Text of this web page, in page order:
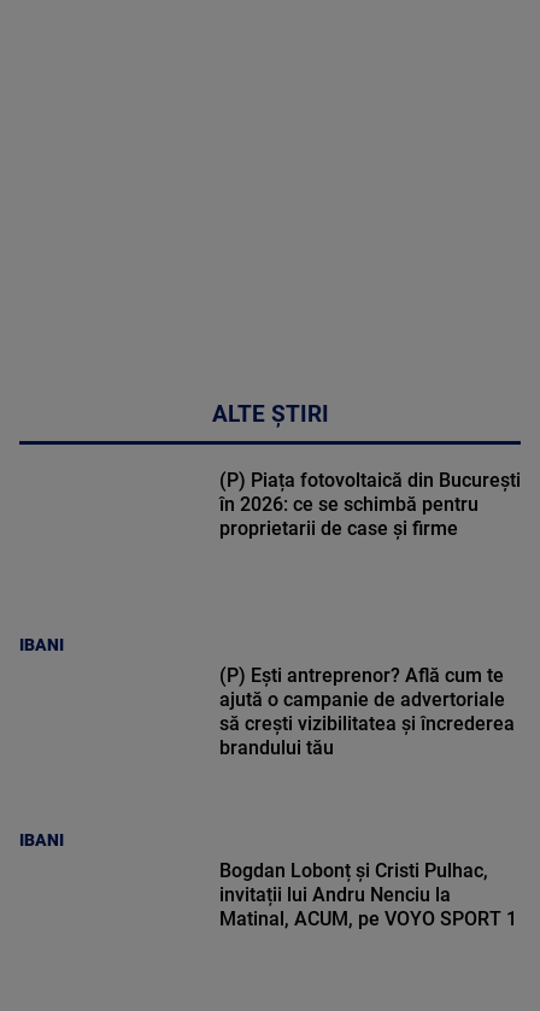
ALTE ȘTIRI
IBANI
(P) Piața fotovoltaică din București
în 2026: ce se schimbă pentru
proprietarii de case și firme
IBANI
(P) Ești antreprenor? Află cum te
ajută o campanie de advertoriale
să crești vizibilitatea și încrederea
brandului tău
Bogdan Lobonț și Cristi Pulhac,
invitații lui Andru Nenciu la
Matinal, ACUM, pe VOYO SPORT 1